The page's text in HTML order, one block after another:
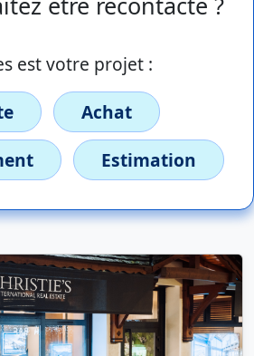
est votre projet :
Achat
Estimation